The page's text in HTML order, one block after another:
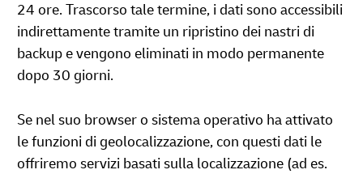
24 ore. Trascorso tale termine, i dati sono accessibili
indirettamente tramite un ripristino dei nastri di
backup e vengono eliminati in modo permanente
dopo 30 giorni.
Se nel suo browser o sistema operativo ha attivato
le funzioni di geolocalizzazione, con questi dati le
offriremo servizi basati sulla localizzazione (ad es.